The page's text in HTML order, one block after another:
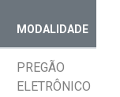
MODALIDADE
PREGÃO
ELETRÔNICO